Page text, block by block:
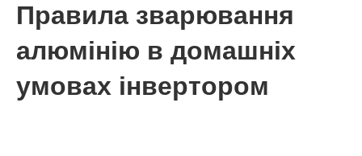
Правила зварювання
алюмінію в домашніх
умовах інвертором